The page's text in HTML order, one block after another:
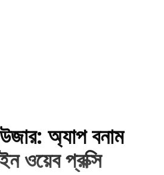
অ্যাপ বনাম
ওয়েব প্রক্সি